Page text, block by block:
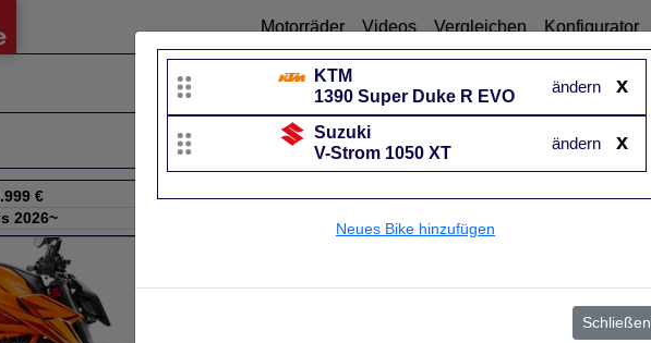
Motorräder Videos Vergleichen Konfigurator
V-Strom 1050 XT
€
2026~
UVP
14.600 €
x
KTM
1390 Super Duke R EVO
ändern
x
Suzuki
V-Strom 1050 XT
ändern
Neues Bike hinzufügen
Schließen